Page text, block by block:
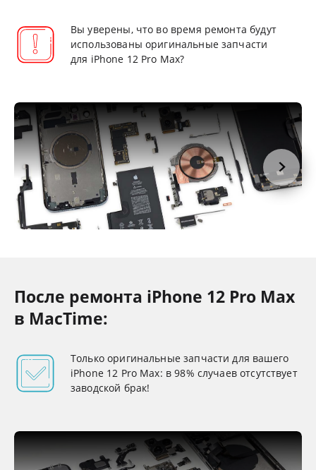
Вы уверены, что во время ремонта будут
использованы оригинальные запчасти
для iPhone 12 Pro Max?
После ремонта iPhone 12 Pro Max
в MacTime:
Только оригинальные запчасти для вашего
iPhone 12 Pro Max: в 98% случаев отсутствует
заводской брак!